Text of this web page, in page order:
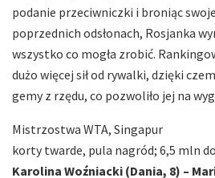
podanie przeciwniczki i broniąc
poprzednich odsłonach, Rosjanka
wszystko co mogła zrobić.
dużo więcej sił od rywalki, dzięki
gemy z rzędu, co pozwoliło jej na
Mistrzostwa WTA, Singapur
korty twarde, pula nagród; 6,5 mln
Karolina Woźniacki (Dania, 8) –